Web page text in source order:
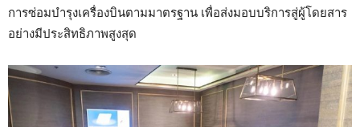
การซ่อมบำรุงเครื่องบินตามมาตรฐาน เพื่อส่งมอบบริการสู่ผู้โดยสาร
อย่างมีประสิทธิภาพสูงสุด